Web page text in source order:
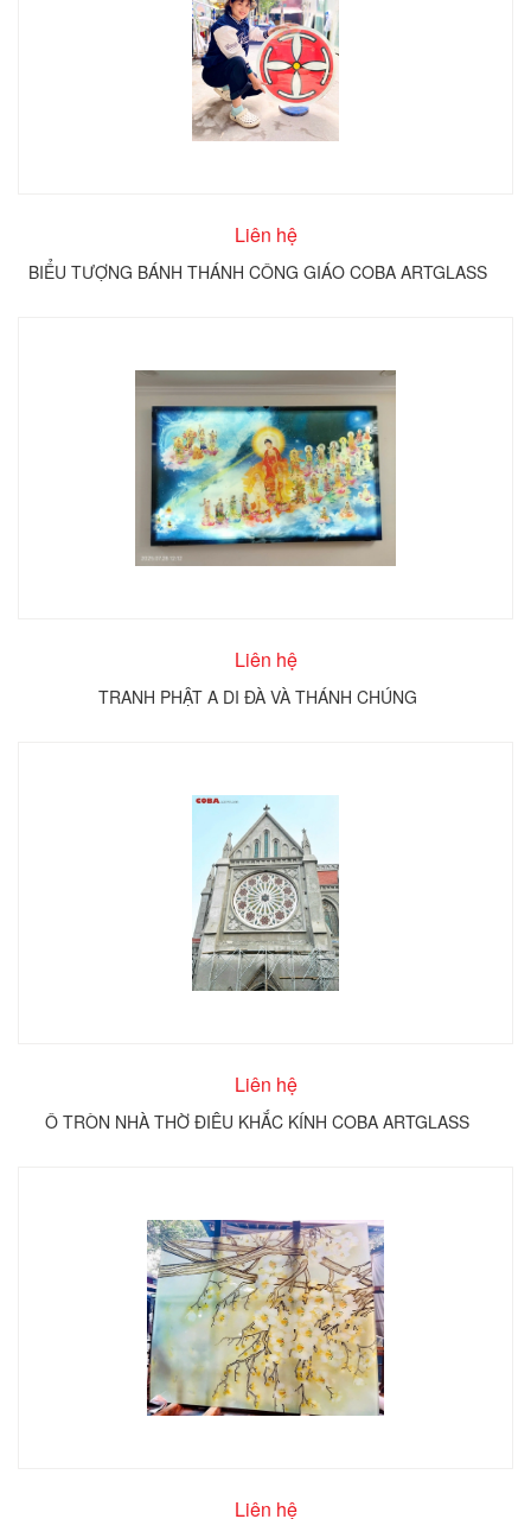
Liên hệ
BIỂU TƯỢNG BÁNH THÁNH CÔNG GIÁO COBA ARTGLASS
Liên hệ
TRANH PHẬT A DI ĐÀ VÀ THÁNH CHÚNG
Liên hệ
Ô TRÒN NHÀ THỜ ĐIÊU KHẮC KÍNH COBA ARTGLASS
Liên hệ